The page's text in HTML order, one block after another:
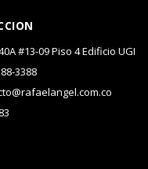
#13-09 Piso 4 Edificio UGI
3388